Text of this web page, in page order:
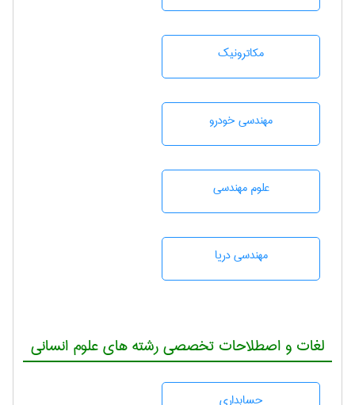
مکاترونیک
مهندسی خودرو
علوم مهندسی
مهندسی دریا
لغات و اصطلاحات تخصصی رشته های علوم انسانی
حسابداری